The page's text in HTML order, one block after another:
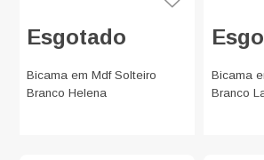
Esgotado
Bicama em Mdf Solteiro
Branco Helena
Bicama
Branco